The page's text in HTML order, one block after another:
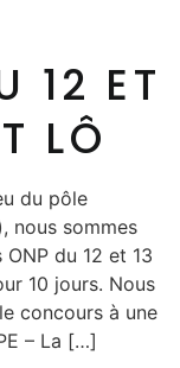
12 ET
LÔ
du pôle
nous sommes
ONP du 12 et 13
10 jours. Nous
concours à une
– La […]